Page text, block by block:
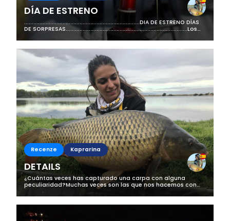
DÍA DE ESTRENO
...........................................................................DIA DE ESTRENO DÍAS
DE SORPRESAS...............................................................................Los
Recenze Kaprarina
DETAILS
¿Cuántas veces has capturado una carpa con alguna
peculiaridad?Muchas veces son las que nos hacemos con
carpas hacemos con carpas con la genética perfecta, y
estas son verdaderamente...